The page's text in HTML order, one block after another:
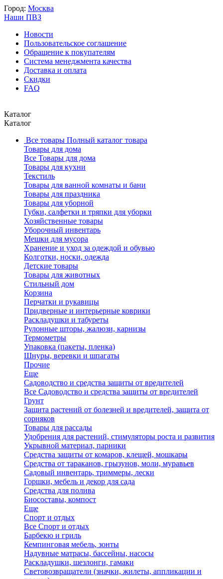
Город: Москва
Наши ПВЗ
Новости
Пользовательское соглашение
Обращение к покупателям
Система менеджмента качества
Доставка и оплата
Скидки
FAQ
Каталог
Каталог
Все товары Полный каталог товара
Товары для дома
Все Товары для дома
Товары для кухни
Текстиль
Товары для ванной комнаты и бани
Товары для праздника
Товары для уборной
Губки, салфетки и тряпки для уборки
Хозяйственные товары
Уборочный инвентарь
Мешки для мусора
Хранение и уход за одеждой и обувью
Колготки, носки, одежда
Детские товары
Товары для животных
Стильный дом
Корзина
Перчатки и рукавицы
Придверные и интерьерные коврики
Раскладушки и табуреты
Рулонные шторы, жалюзи, карнизы
Термометры
Упаковка (пакеты, пленка)
Шнуры, веревки и шпагаты
Прочие
Еще
Садоводство и средства защиты от вредителей
Все Садоводство и средства защиты от вредителей
Грунт
Защита растений от болезней и вредителей, защита от
сорняков
Товары для рассады
Удобрения для растений, стимуляторы роста и развития
Укрывной материал, парники
Средства защиты от комаров, клещей, мошкары
Средства от тараканов, грызунов, моли, муравьев
Садовый инвентарь, триммеры, лески
Горшки, мебель и декор для сада
Средства для полива
Биосоставы, компост
Еще
Спорт и отдых
Все Спорт и отдых
Барбекю и гриль
Кемпинговая мебель, зонты
Надувные матрасы, бассейны, насосы
Раскладушки, шезлонги, гамаки
Световозвращатели (значки, жилеты, аппликации и